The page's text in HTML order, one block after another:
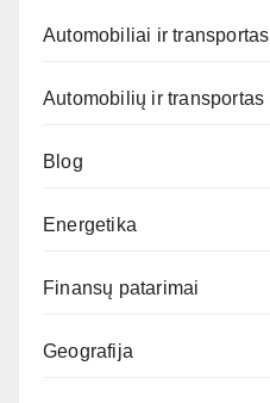
Automobiliai ir transportas
Automobilių ir transportas
Blog
Energetika
Finansų patarimai
Geografija